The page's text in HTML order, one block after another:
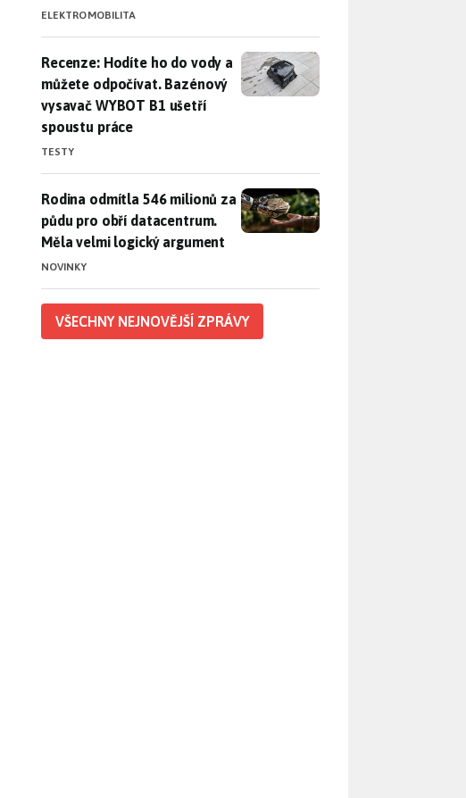
ELEKTROMOBILITA
Recenze: Hodíte ho do vody a můžete odpočívat. Bazénový
Recenze: Hodíte ho do vody a
můžete odpočívat. Bazénový
vysavač WYBOT B1 ušetří
spoustu práce
TESTY
Rodina odmítla 546 milionů za půdu pro obří datacentrum. Měla
Rodina odmítla 546 milionů za
půdu pro obří datacentrum.
Měla velmi logický argument
NOVINKY
VŠECHNY NEJNOVĚJŠÍ ZPRÁVY